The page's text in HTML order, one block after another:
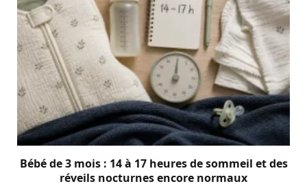
Bébé de 3 mois : 14 à 17 heures de sommeil et des
réveils nocturnes encore normaux